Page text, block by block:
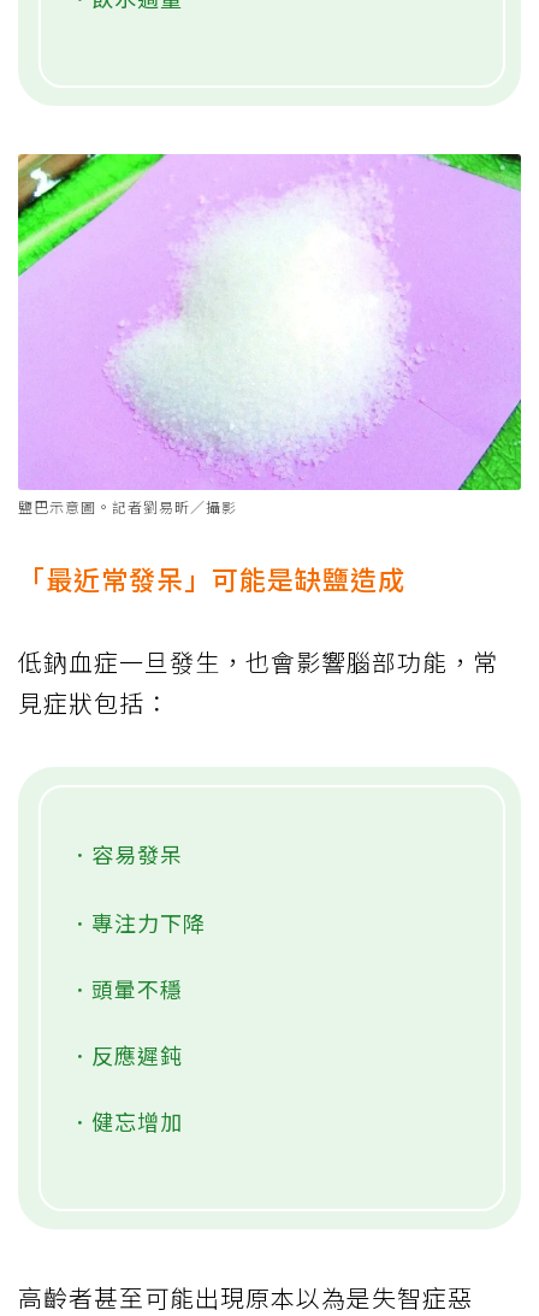
鹽巴示意圖。記者劉易昕／攝影
「最近常發呆」可能是缺鹽造成
低鈉血症一旦發生，也會影響腦部功能，常
見症狀包括：
．容易發呆
．專注力下降
．頭暈不穩
．反應遲鈍
．健忘增加
高齡者甚至可能出現原本以為是失智症惡